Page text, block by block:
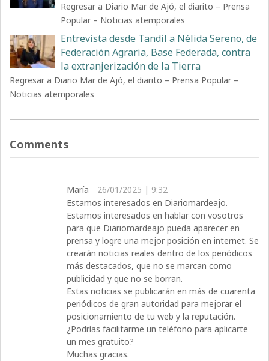
Regresar a Diario Mar de Ajó, el diarito – Prensa
Popular – Noticias atemporales
Entrevista desde Tandil a Nélida Sereno, de
Federación Agraria, Base Federada, contra
la extranjerización de la Tierra
Regresar a Diario Mar de Ajó, el diarito – Prensa Popular –
Noticias atemporales
Comments
María
26/01/2025 | 9:32
Estamos interesados en Diariomardeajo.
Estamos interesados en hablar con vosotros
para que Diariomardeajo pueda aparecer en
prensa y logre una mejor posición en internet. Se
crearán noticias reales dentro de los periódicos
más destacados, que no se marcan como
publicidad y que no se borran.
Estas noticias se publicarán en más de cuarenta
periódicos de gran autoridad para mejorar el
posicionamiento de tu web y la reputación.
¿Podrías facilitarme un teléfono para aplicarte
un mes gratuito?
Muchas gracias.